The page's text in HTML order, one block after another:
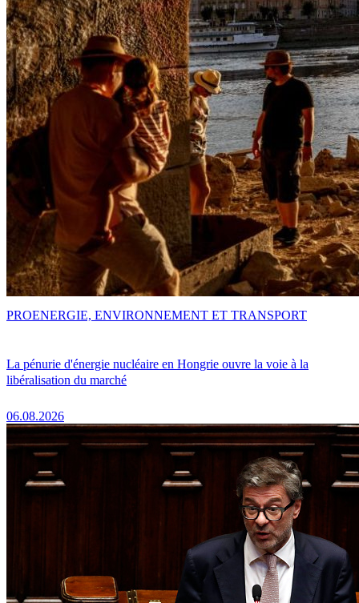
La pénurie d'énergie nucléaire en Hongrie ouvre la voie à la
libéralisation du marché
06.08.2026
PROENERGIE, ENVIRONNEMENT ET TRANSPORT